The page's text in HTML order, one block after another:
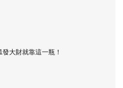
大財就靠這一瓶！